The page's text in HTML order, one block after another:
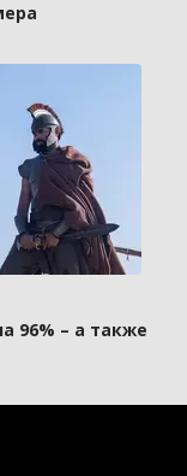
96% – а также